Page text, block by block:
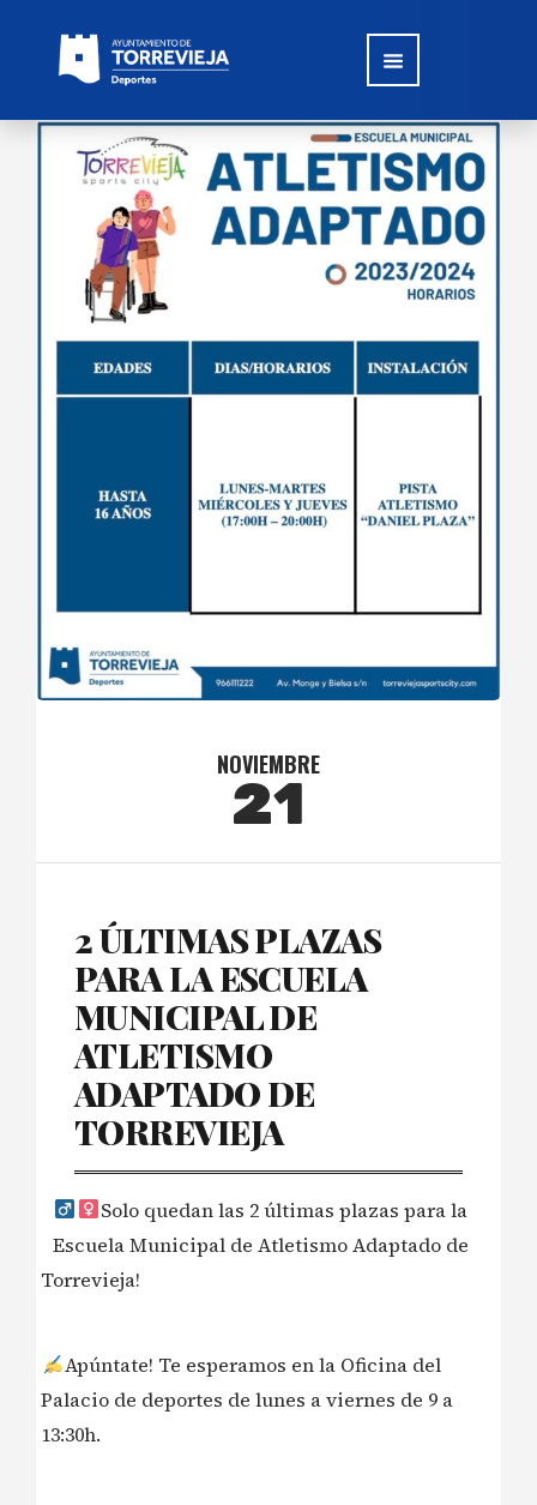
NOVIEMBRE
21
2 ÚLTIMAS PLAZAS
PARA LA ESCUELA
MUNICIPAL DE
ATLETISMO
ADAPTADO DE
TORREVIEJA
Solo quedan las 2 últimas plazas para la
Escuela Municipal de Atletismo Adaptado de
Torrevieja!
Apúntate! Te esperamos en la Oficina del
Palacio de deportes de lunes a viernes de 9 a
13:30h.